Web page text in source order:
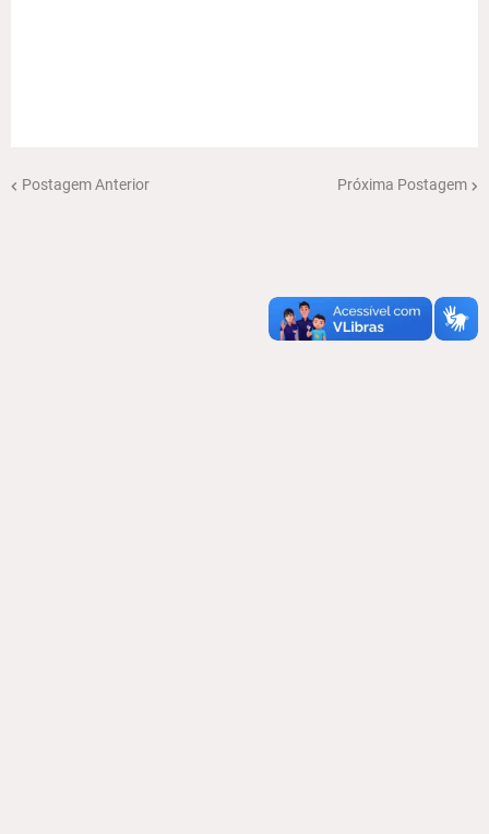
Postagem Anterior Próxima Postagem